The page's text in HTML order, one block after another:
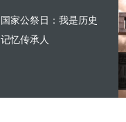
国家公祭日：我是历史
记忆传承人